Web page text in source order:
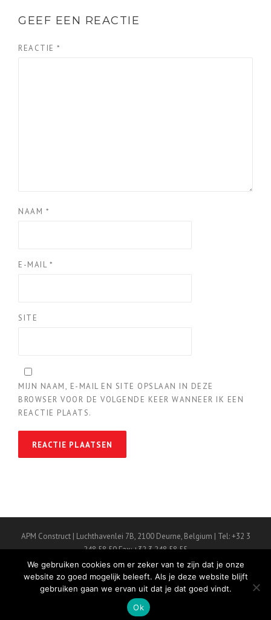
GEEF EEN REACTIE
REACTIE *
NAAM *
E-MAIL *
SITE
MIJN NAAM, E-MAIL EN SITE OPSLAAN IN DEZE
BROWSER VOOR DE VOLGENDE KEER WANNEER IK EEN
REACTIE PLAATS.
APM Construct | Luchthavenlei 7B, 2100 Deurne, Belgium | Tel: +32 3
248 58 50 Fax: +32 3 248 58 55
Copyright 2010 - 2014 APM Construct B.V.B.A. | Webdesign by Web-
con
Contacteer Ons
We gebruiken cookies om er zeker van te zijn dat je onze
website zo goed mogelijk beleeft. Als je deze website blijft
gebruiken gaan we ervan uit dat je dat goed vindt.
Ok